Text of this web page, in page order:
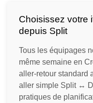
Choisissez votre
depuis Split
Tous les équipages
même semaine en
aller-retour standard
aller simple Split ↔
pratiques de